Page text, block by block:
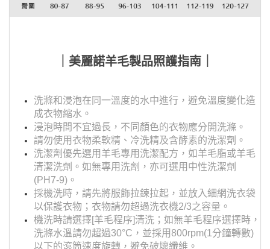
｜美麗諾羊毛製品照護指南｜
洗滌和浸泡在同一溫度的水中進行，避免溫度變化造
成衣物縮水。
浸泡時間不宜過長，不同顏色的衣物應分開洗滌。
請勿使用衣物柔軟精、冷洗精及含酵素的洗潔劑。
洗潔劑優先選用羊毛專用洗潔配方，如羊毛脂或羊毛
清潔洗劑。如無專用洗劑，亦可選用中性洗潔劑
(PH7-9)。
採機洗時，請先將服飾拉鍊拉起，並放入細網洗衣袋
以保護衣物；衣物請勿超過洗衣機2/3之容量。
機洗時請選擇[羊毛程序]清洗；如無羊毛程序選擇時，
洗滌水溫請勿超過30°C，並採用800rpm(1分鐘轉數)
以下的滾筒速度旋轉，避免破壞纖維。